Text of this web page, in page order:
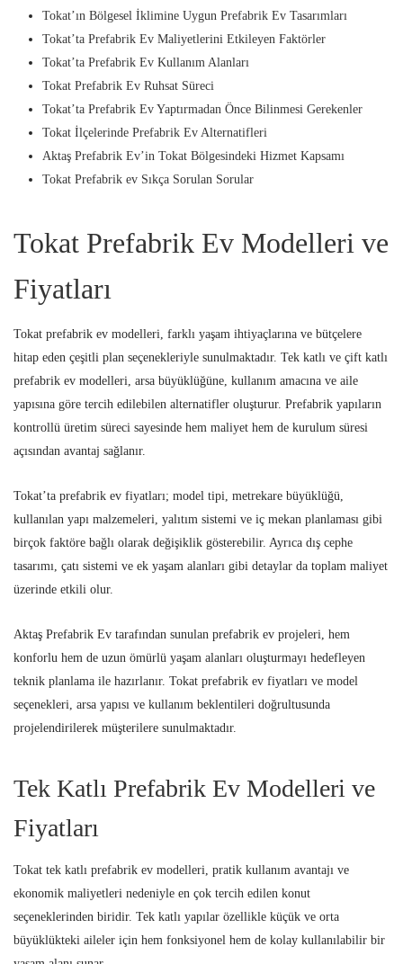
Tokat’ın Bölgesel İklimine Uygun Prefabrik Ev Tasarımları
Tokat’ta Prefabrik Ev Maliyetlerini Etkileyen Faktörler
Tokat’ta Prefabrik Ev Kullanım Alanları
Tokat Prefabrik Ev Ruhsat Süreci
Tokat’ta Prefabrik Ev Yaptırmadan Önce Bilinmesi Gerekenler
Tokat İlçelerinde Prefabrik Ev Alternatifleri
Aktaş Prefabrik Ev’in Tokat Bölgesindeki Hizmet Kapsamı
Tokat Prefabrik ev Sıkça Sorulan Sorular
Tokat Prefabrik Ev Modelleri ve
Fiyatları
Tokat prefabrik ev modelleri, farklı yaşam ihtiyaçlarına ve bütçelere
hitap eden çeşitli plan seçenekleriyle sunulmaktadır. Tek katlı ve çift katlı
prefabrik ev modelleri, arsa büyüklüğüne, kullanım amacına ve aile
yapısına göre tercih edilebilen alternatifler oluşturur. Prefabrik yapıların
kontrollü üretim süreci sayesinde hem maliyet hem de kurulum süresi
açısından avantaj sağlanır.
Tokat’ta prefabrik ev fiyatları; model tipi, metrekare büyüklüğü,
kullanılan yapı malzemeleri, yalıtım sistemi ve iç mekan planlaması gibi
birçok faktöre bağlı olarak değişiklik gösterebilir. Ayrıca dış cephe
tasarımı, çatı sistemi ve ek yaşam alanları gibi detaylar da toplam maliyet
üzerinde etkili olur.
Aktaş Prefabrik Ev tarafından sunulan prefabrik ev projeleri, hem
konforlu hem de uzun ömürlü yaşam alanları oluşturmayı hedefleyen
teknik planlama ile hazırlanır. Tokat prefabrik ev fiyatları ve model
seçenekleri, arsa yapısı ve kullanım beklentileri doğrultusunda
projelendirilerek müşterilere sunulmaktadır.
Tek Katlı Prefabrik Ev Modelleri ve
Fiyatları
Tokat tek katlı prefabrik ev modelleri, pratik kullanım avantajı ve
ekonomik maliyetleri nedeniyle en çok tercih edilen konut
seçeneklerinden biridir. Tek katlı yapılar özellikle küçük ve orta
büyüklükteki aileler için hem fonksiyonel hem de kolay kullanılabilir bir